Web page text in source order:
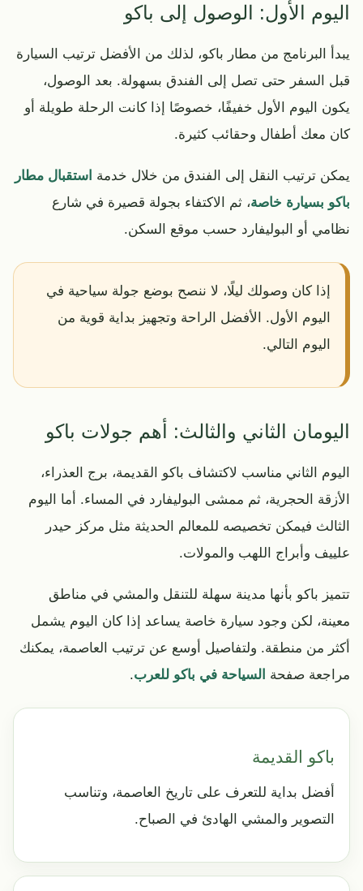
اليوم الأول: الوصول إلى باكو
يبدأ البرنامج من مطار باكو، لذلك من الأفضل ترتيب السيارة
قبل السفر حتى تصل إلى الفندق بسهولة. بعد الوصول،
يكون اليوم الأول خفيفًا، خصوصًا إذا كانت الرحلة طويلة أو
كان معك أطفال وحقائب كثيرة.
يمكن ترتيب النقل إلى الفندق من خلال خدمة استقبال مطار
باكو بسيارة خاصة، ثم الاكتفاء بجولة قصيرة في شارع
نظامي أو البوليفارد حسب موقع السكن.
إذا كان وصولك ليلًا، لا ننصح بوضع جولة سياحية في
اليوم الأول. الأفضل الراحة وتجهيز بداية قوية من
اليوم التالي.
اليومان الثاني والثالث: أهم جولات باكو
اليوم الثاني مناسب لاكتشاف باكو القديمة، برج العذراء،
الأزقة الحجرية، ثم ممشى البوليفارد في المساء. أما اليوم
الثالث فيمكن تخصيصه للمعالم الحديثة مثل مركز حيدر
علييف وأبراج اللهب والمولات.
تتميز باكو بأنها مدينة سهلة للتنقل والمشي في مناطق
معينة، لكن وجود سيارة خاصة يساعد إذا كان اليوم يشمل
أكثر من منطقة. ولتفاصيل أوسع عن ترتيب العاصمة، يمكنك
مراجعة صفحة السياحة في باكو للعرب.
باكو القديمة
أفضل بداية للتعرف على تاريخ العاصمة، وتناسب
التصوير والمشي الهادئ في الصباح.